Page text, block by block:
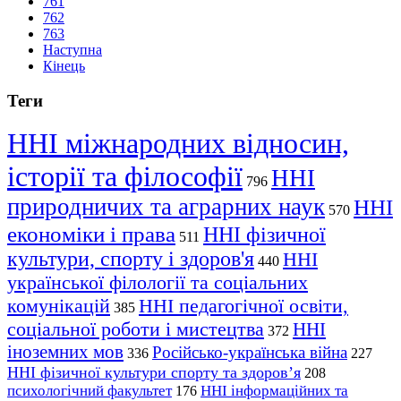
762
763
Наступна
Кінець
Теги
ННІ міжнародних відносин,
історії та філософії 796 ННІ
природничих та аграрних наук 570 ННІ
економіки і права 511 ННІ фізичної
культури, спорту і здоров'я 440 ННІ
української філології та соціальних
комунікацій 385 ННІ педагогічної освіти,
соціальної роботи і мистецтва 372 ННІ
іноземних мов 336 Російсько-українська війна 227
ННІ фізичної культури спорту та здоров’я 208
психологічний факультет 176 ННІ інформаційних та